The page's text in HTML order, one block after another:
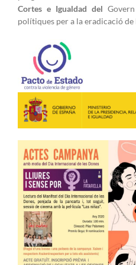
Cortes e Igualdad del
polítiques per a la eradicació